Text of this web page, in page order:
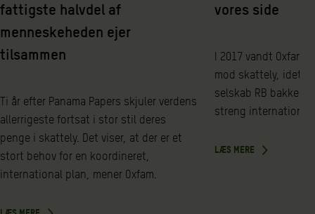
fattigste halvdel af
menneskeheden ejer
tilsammen
Ti år efter Panama Papers skjuler verdens
allerrigeste fortsat i stor stil deres
penge i skattely. Det viser, at der er et
stort behov for en koordineret,
international plan, mener Oxfam.
vores side
I 2017 vandt Oxfam
mod skattely, idet
selskab RB
streng
LÆS MERE